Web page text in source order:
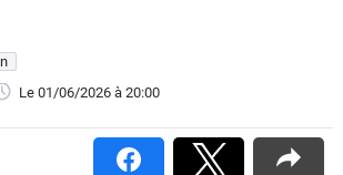
Le 01/06/2026 à 20:00